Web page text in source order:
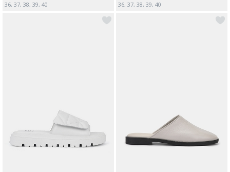
36, 37, 38, 39, 40
36, 37, 38, 39, 40